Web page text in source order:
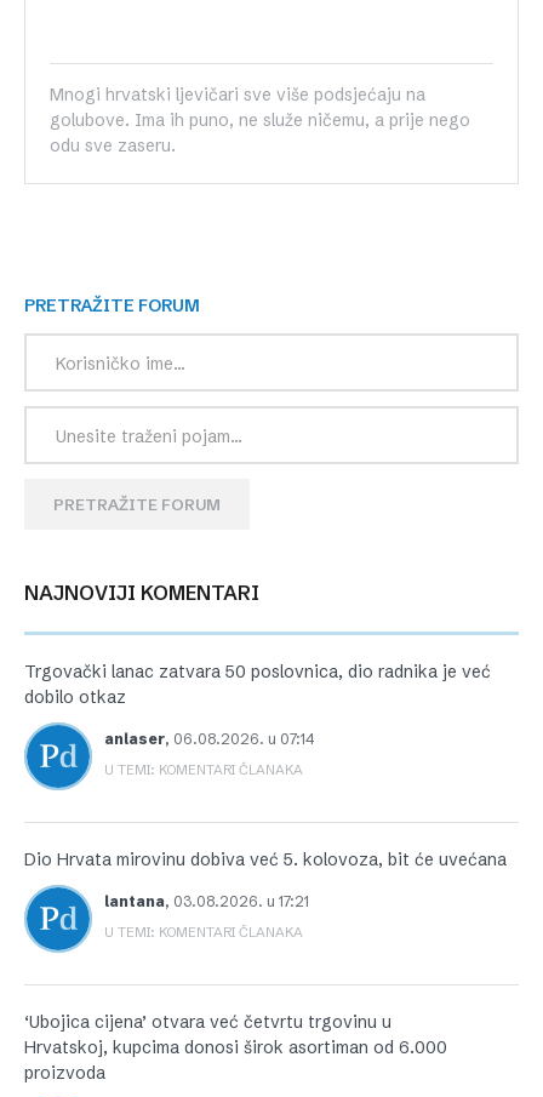
Mnogi hrvatski ljevičari sve više podsjećaju na
golubove. Ima ih puno, ne služe ničemu, a prije nego
odu sve zaseru.
PRETRAŽITE FORUM
PRETRAŽITE FORUM
NAJNOVIJI KOMENTARI
Trgovački lanac zatvara 50 poslovnica, dio radnika je već
dobilo otkaz
anlaser, 06.08.2026. u 07:14
U TEMI: KOMENTARI ČLANAKA
Dio Hrvata mirovinu dobiva već 5. kolovoza, bit će uvećana
lantana, 03.08.2026. u 17:21
U TEMI: KOMENTARI ČLANAKA
‘Ubojica cijena’ otvara već četvrtu trgovinu u
Hrvatskoj, kupcima donosi širok asortiman od 6.000
proizvoda